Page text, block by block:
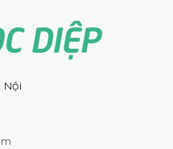
Nội